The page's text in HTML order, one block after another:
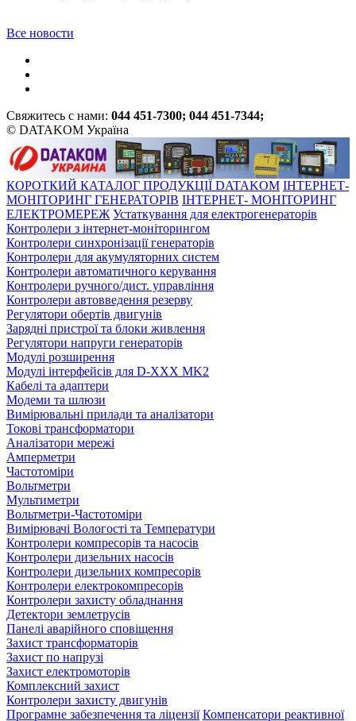
Все новости
Свяжитесь с нами: 044 451-7300; 044 451-7344;
© DATAKOM Україна
КОРОТКИЙ КАТАЛОГ ПРОДУКЦІЇ DATAKOM ІНТЕРНЕТ-
МОНІТОРИНГ ГЕНЕРАТОРІВ ІНТЕРНЕТ- МОНІТОРИНГ
ЕЛЕКТРОМЕРЕЖ Устаткування для електрогенераторів
Контролери з інтернет-моніторингом
Контролери синхронізації генераторів
Контролери для акумуляторних систем
Контролери автоматичного керування
Контролери ручного/дист. управління
Контролери автовведення резерву
Регулятори обертів двигунів
Зарядні пристрої та блоки живлення
Регулятори напруги генераторів
Модулі розширення
Модулі інтерфейсів для D-XXX MK2
Кабелі та адаптери
Модеми та шлюзи
Вимірювальні прилади та аналізатори
Токові трансформатори
Аналізатори мережі
Амперметри
Частотоміри
Вольтметри
Мультиметри
Вольтметри-Частотоміри
Вимірювачі Вологості та Температури
Контролери компресорів та насосів
Контролери дизельних насосів
Контролери дизельних компресорів
Контролери електрокомпресорів
Контролери захисту обладнання
Детектори землетрусів
Панелі аварійного сповіщення
Захист трансформаторів
Захист по напрузі
Захист електромоторів
Комплексний захист
Контролери захисту двигунів
Програмне забезпечення та ліцензії Компенсатори реактивної